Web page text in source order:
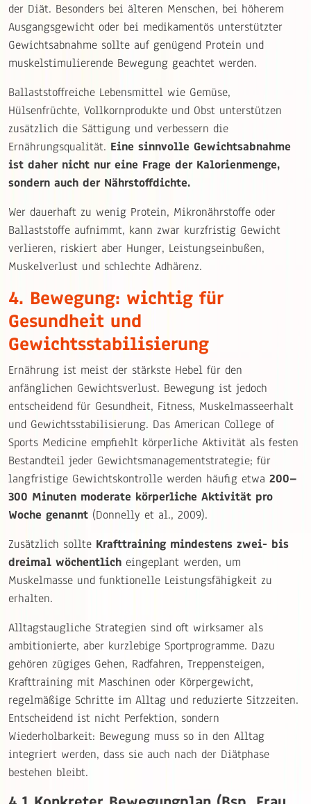
der Diät. Besonders bei älteren Menschen, bei höherem
Ausgangsgewicht oder bei medikamentös unterstützter
Gewichtsabnahme sollte auf genügend Protein und
muskelstimulierende Bewegung geachtet werden.
Ballaststoffreiche Lebensmittel wie Gemüse,
Hülsenfrüchte, Vollkornprodukte und Obst unterstützen
zusätzlich die Sättigung und verbessern die
Ernährungsqualität. Eine sinnvolle Gewichtsabnahme
ist daher nicht nur eine Frage der Kalorienmenge,
sondern auch der Nährstoffdichte.
Wer dauerhaft zu wenig Protein, Mikronährstoffe oder
Ballaststoffe aufnimmt, kann zwar kurzfristig Gewicht
verlieren, riskiert aber Hunger, Leistungseinbußen,
Muskelverlust und schlechte Adhärenz.
4. Bewegung: wichtig für
Gesundheit und
Gewichtsstabilisierung
Ernährung ist meist der stärkste Hebel für den
anfänglichen Gewichtsverlust. Bewegung ist jedoch
entscheidend für Gesundheit, Fitness, Muskelmasseerhalt
und Gewichtsstabilisierung. Das American College of
Sports Medicine empfiehlt körperliche Aktivität als festen
Bestandteil jeder Gewichtsmanagementstrategie; für
langfristige Gewichtskontrolle werden häufig etwa 200–
300 Minuten moderate körperliche Aktivität pro
Woche genannt (Donnelly et al., 2009).
Zusätzlich sollte Krafttraining mindestens zwei- bis
dreimal wöchentlich eingeplant werden, um
Muskelmasse und funktionelle Leistungsfähigkeit zu
erhalten.
Alltagstaugliche Strategien sind oft wirksamer als
ambitionierte, aber kurzlebige Sportprogramme. Dazu
gehören zügiges Gehen, Radfahren, Treppensteigen,
Krafttraining mit Maschinen oder Körpergewicht,
regelmäßige Schritte im Alltag und reduzierte Sitzzeiten.
Entscheidend ist nicht Perfektion, sondern
Wiederholbarkeit: Bewegung muss so in den Alltag
integriert werden, dass sie auch nach der Diätphase
bestehen bleibt.